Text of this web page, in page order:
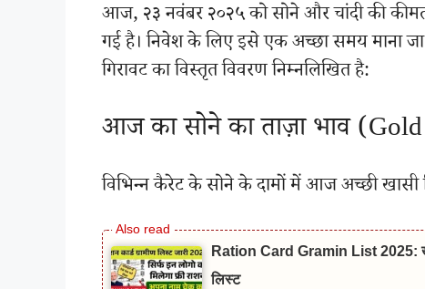
आज, २३ नवंबर २०२५ को सोने और चांदी की
गई है। निवेश के लिए इसे एक अच्छा समय माना
गिरावट का विस्तृत विवरण निम्नलिखित है:
आज का सोने का ताज़ा भाव
विभिन्न कैरेट के सोने के दामों में आज अच्छी खासी
Ration Card Gramin List 2025:
लिस्ट